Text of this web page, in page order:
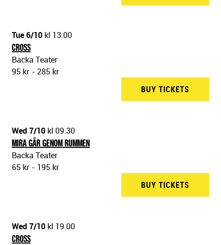
Tue 6/10 kl 13.00
CROSS
Backa Teater
95 kr - 285 kr
BUY TICKETS
Wed 7/10 kl 09.30
MIRA GÅR GENOM RUMMEN
Backa Teater
65 kr - 195 kr
BUY TICKETS
Wed 7/10 kl 19.00
CROSS